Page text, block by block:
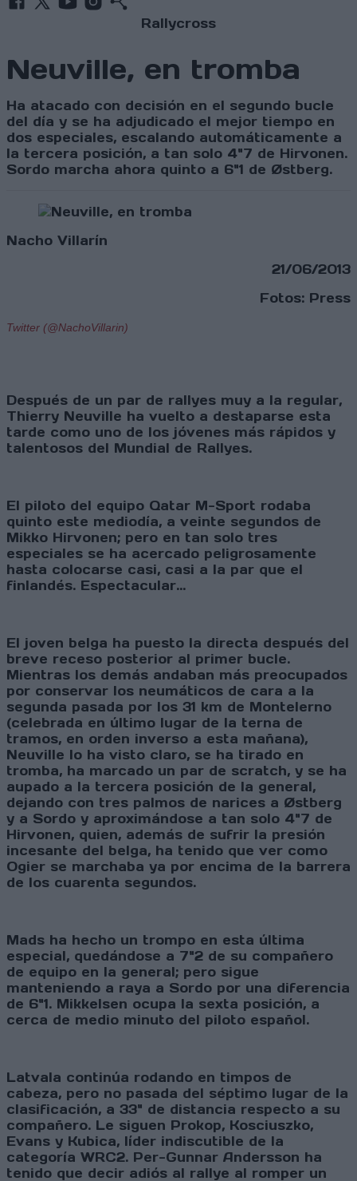
Rallycross
Neuville, en tromba
Ha atacado con decisión en el segundo bucle
del día y se ha adjudicado el mejor tiempo en
dos especiales, escalando automáticamente a
la tercera posición, a tan solo 4"7 de Hirvonen.
Sordo marcha ahora quinto a 6"1 de Østberg.
Nacho Villarín
21/06/2013
Fotos: Press
Twitter (@NachoVillarin)
Después de un par de rallyes muy a la regular,
Thierry Neuville ha vuelto a destaparse esta
tarde como uno de los jóvenes más rápidos y
talentosos del Mundial de Rallyes.
El piloto del equipo Qatar M-Sport rodaba
quinto este mediodía, a veinte segundos de
Mikko Hirvonen; pero en tan solo tres
especiales se ha acercado peligrosamente
hasta colocarse casi, casi a la par que el
finlandés. Espectacular...
El joven belga ha puesto la directa después del
breve receso posterior al primer bucle.
Mientras los demás andaban más preocupados
por conservar los neumáticos de cara a la
segunda pasada por los 31 km de Montelerno
(celebrada en último lugar de la terna de
tramos, en orden inverso a esta mañana),
Neuville lo ha visto claro, se ha tirado en
tromba, ha marcado un par de scratch, y se ha
aupado a la tercera posición de la general,
dejando con tres palmos de narices a Østberg
y a Sordo y aproximándose a tan solo 4"7 de
Hirvonen, quien, además de sufrir la presión
incesante del belga, ha tenido que ver como
Ogier se marchaba ya por encima de la barrera
de los cuarenta segundos.
Mads ha hecho un trompo en esta última
especial, quedándose a 7"2 de su compañero
de equipo en la general; pero sigue
manteniendo a raya a Sordo por una diferencia
de 6"1. Mikkelsen ocupa la sexta posición, a
cerca de medio minuto del piloto español.
Latvala continúa rodando en timpos de
cabeza, pero no pasada del séptimo lugar de la
clasificación, a 33" de distancia respecto a su
compañero. Le siguen Prokop, Kosciuszko,
Evans y Kubica, líder indiscutible de la
categoría WRC2. Per-Gunnar Andersson ha
tenido que decir adiós al rallye al romper un